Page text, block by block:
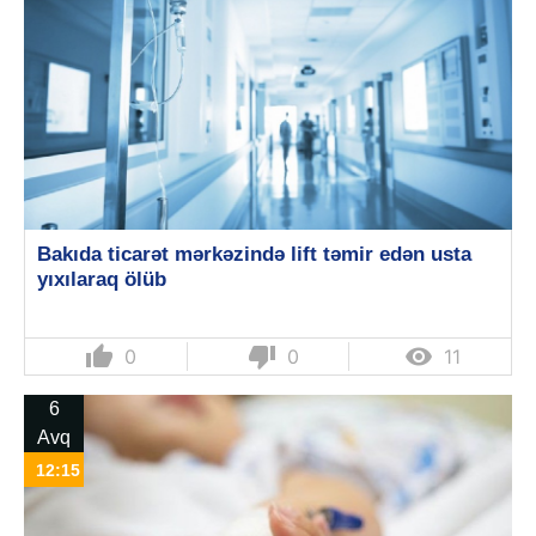
Bakıda ticarət mərkəzində lift təmir edən usta
yıxılaraq ölüb
thumb_up 0 thumb_down 0  11
6
Avq
12:15